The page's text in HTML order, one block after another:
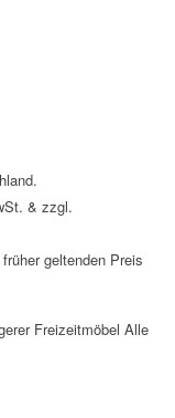
& zzgl.
geltenden Preis
Freizeitmöbel Alle